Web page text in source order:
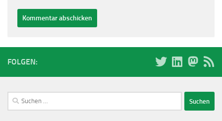
FOLGEN:
Suchen
nach: